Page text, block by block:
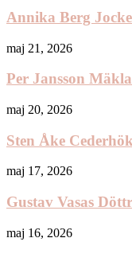
Annika Berg
maj 21, 2026
Per Jansson
maj 20, 2026
Sten Åke
maj 17, 2026
Gustav Vasas
maj 16, 2026